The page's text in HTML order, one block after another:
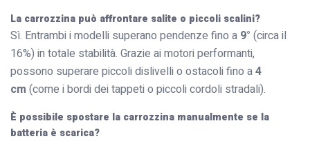
La carrozzina può affrontare salite o piccoli scalini?
Sì. Entrambi i modelli superano pendenze fino a 9° (circa il
16%) in totale stabilità. Grazie ai motori performanti,
possono superare piccoli dislivelli o ostacoli fino a4
cm (come i bordi dei tappeti o piccoli cordoli stradali).
È possibile spostare la carrozzina manualmente se la
batteria è scarica?